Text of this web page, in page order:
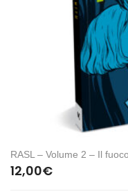
RASL – Volume 2 – Il
12,00€